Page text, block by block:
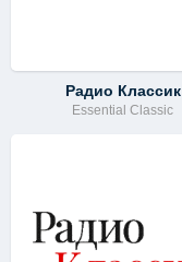
Радио Классик
Essential Classic